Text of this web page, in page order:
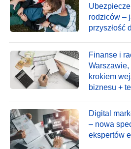
rodziców –
przyszłość
Finanse i
krokiem
biznesu +
Digital
– nowa
ekspertów